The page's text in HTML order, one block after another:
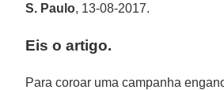
S. Paulo, 13-08-2017.
Eis o artigo.
Para coroar uma campanha